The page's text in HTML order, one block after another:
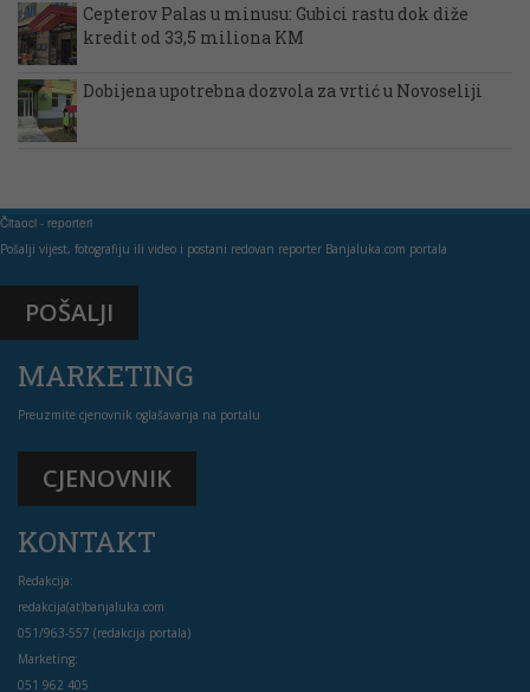
Cepterov Palas u minusu: Gubici rastu dok diže
kredit od 33,5 miliona KM
Dobijena upotrebna dozvola za vrtić u Novoseliji
Čitaoci - reporteri
Pošalji vijest, fotografiju ili video i postani redovan reporter Banjaluka.com portala
POŠALJI
MARKETING
Preuzmite cjenovnik oglašavanja na portalu
CJENOVNIK
KONTAKT
Redakcija:
redakcija(at)banjaluka.com
051/963-557 (redakcija portala)
Marketing:
051 962 405